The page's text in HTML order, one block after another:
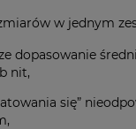
w jednym
dopasowanie
nit,
się”